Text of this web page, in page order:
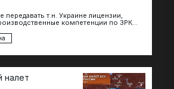
передавать т.н. Украине лицензии,
компетенции по ЗРК
налет